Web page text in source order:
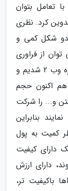
تعامل بتوان
کرد. نظری
دو شکل کمی و
از فراوری
محتوا درآمدزایی کرد، گفت: وقتی وارد حوزه وب 2 شدیم و
هم اکنون حجم
و... را شرکت
بنابراین
کمیت به پول
دارای کیفیت
دارای ارزش
باکیفیت تر،